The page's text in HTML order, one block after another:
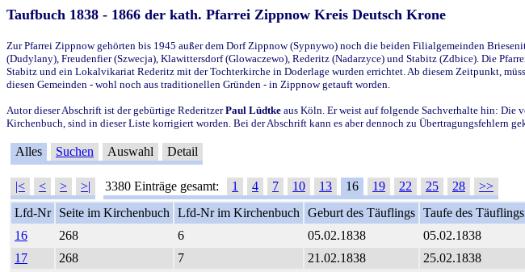
Taufbuch 1838 - 1866 der kath. Pfarrei Zippnow Kreis Deutsch Krone
Zur Pfarrei Zippnow gehörten bis 1945 außer dem Dorf Zippnow (Sypnywo) noch die beiden Filialgemeinden
(Dudylany), Freudenfier (Szwecja), Klawittersdorf (Glowaczewo), Rederitz (Nadarzyce) und Stabitz (Zdbice). Die
Stabitz und ein Lokalvikariat Rederitz mit der Tochterkirche in Doderlage wurden errichtet. Ab diesem Zeitpunkt,
diesen Gemeinden - wohl noch aus traditionellen Gründen - in Zippnow getauft worden.
Autor dieser Abschrift ist der gebürtige RederitzerPaul Lüdtke aus Köln. Er weist auf folgende Sachverhalte hin:
Kirchenbuch, sind in dieser Liste korrigiert worden. Bei der Abschrift kann es aber dennoch zu Übertragungsfehlern
Alles Suchen Auswahl Detail
|< < > >| 3380 Einträge gesamt: 1 4 7 10 13 16 19 22 25 28
>>
Lfd-Nr
Seite im Kirchenbuch Lfd-Nr im Kirchenbuch Geburt des Täuflings Taufe des Täuflings
16
268 6 05.02.1838 05.02.1838
17
268 7 21.02.1838 25.02.1838